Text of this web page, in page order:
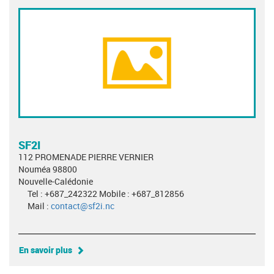
SF2I
112 PROMENADE PIERRE VERNIER
Nouméa 98800
Nouvelle-Calédonie
Tel : +687_242322 Mobile : +687_812856
Mail : contact@sf2i.nc
En savoir plus